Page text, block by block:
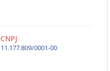
CNPJ
11.177.809/0001-00